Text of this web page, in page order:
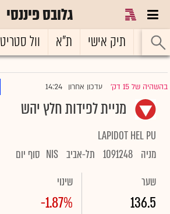
גלובס פיננסי
ראשי תיק אישי ת"א וול סטריט
בהשהיה של 15 דק' |עדכון אחרון 14:24
מניית לפידות חלץ יהש
LAPIDOT HEL PU
מניה 1091248 תל-אביב NIS סוף יום
שער
136.5
שינוי
-1.87%